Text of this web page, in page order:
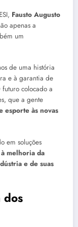
Fausto Augusto
apenas a
um
de uma história
e à garantia de
colocado a
que a gente
esporte às novas
em soluções
melhoria da
e de suas
dos